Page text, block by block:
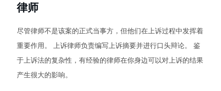
律师
尽管律师不是该案的正式当事方，但他们在上诉过程中发挥着
重要作用。 上诉律师负责编写上诉摘要并进行口头辩论。 鉴
于上诉法的复杂性，有经验的律师在你身边可以对上诉的结果
产生很大的影响。